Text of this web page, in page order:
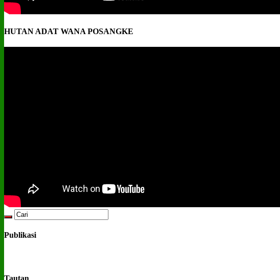
HUTAN ADAT WANA POSANGKE
Publikasi
Tautan